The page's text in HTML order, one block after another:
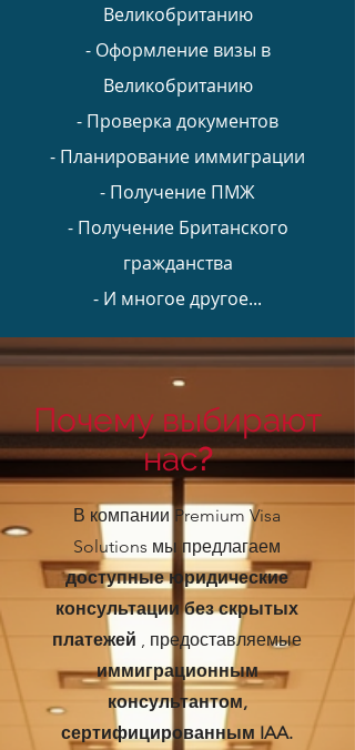
Великобританию
- Оформление визы в
Великобританию
- Проверка документов
- Планирование иммиграции
- Получение ПМЖ
- Получение Британского
гражданства
- И многое другое...
Почему выбирают
нас?
В компании Premium Visa
Solutions мы предлагаем
доступные юридические
консультации без скрытых
платежей , предоставляемые
иммиграционным
консультантом,
сертифицированным IAA.